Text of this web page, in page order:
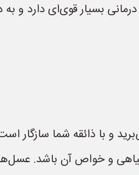
بسیار قوی‌ای دارد و
و با ذائقه شما سازگار
و خواص آن باشد. عسل‌های